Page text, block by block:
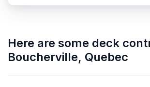
Here are some deck
Boucherville, Quebec